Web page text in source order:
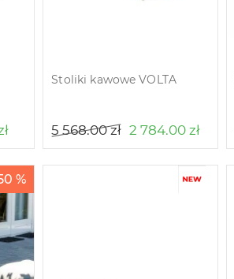
Stoliki kawowe VOLTA
5 568.00zł 2 784.00zł
%